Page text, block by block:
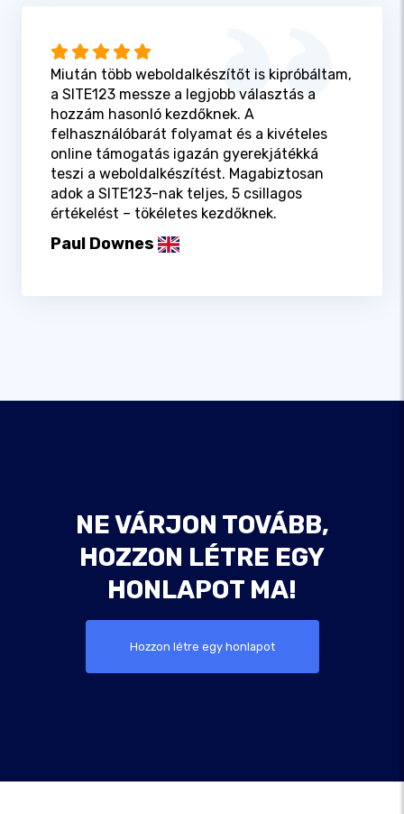
Miután több weboldalkészítőt is kipróbáltam,
a SITE123 messze a legjobb választás a
hozzám hasonló kezdőknek. A
felhasználóbarát folyamat és a kivételes
online támogatás igazán gyerekjátékká
teszi a weboldalkészítést. Magabiztosan
adok a SITE123-nak teljes, 5 csillagos
értékelést – tökéletes kezdőknek.
Paul Downes
NE VÁRJON TOVÁBB,
HOZZON LÉTRE EGY
HONLAPOT MA!
Hozzon létre egy honlapot